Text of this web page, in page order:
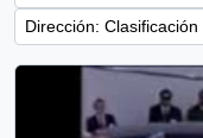
Dirección: